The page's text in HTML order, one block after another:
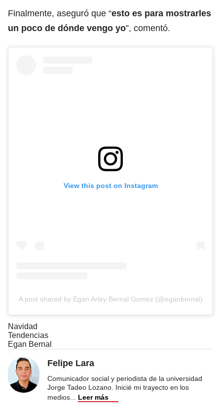
Finalmente, aseguró que “esto es para mostrarles
un poco de dónde vengo yo”, comentó.
View this post on Instagram
A post shared by Egan Arley Bernal Gomez (@eganbernal)
Navidad
Tendencias
Egan Bernal
Felipe Lara
Comunicador social y periodista de la universidad
Jorge Tadeo Lozano. Inicié mi trayecto en los
medios... Leer más